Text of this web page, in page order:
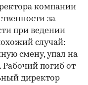
компании
за
при ведении
случай:
смену, упал на
погиб от
директор